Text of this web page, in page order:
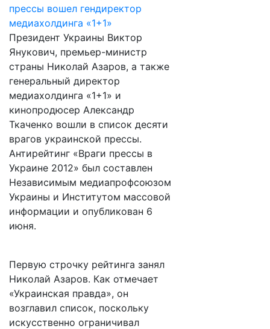
Президент Украины Виктор
Янукович, премьер-министр
страны Николай Азаров, а также
генеральный директор
медиахолдинга «1+1» и
кинопродюсер Александр
Ткаченко вошли в список десяти
врагов украинской прессы.
Антирейтинг «Враги прессы в
Украине 2012» был составлен
Независимым медиапрофсоюзом
Украины и Институтом массовой
информации и опубликован 6
июня.
Первую строчку рейтинга занял
Николай Азаров. Как отмечает
«Украинская правда», он
возглавил список, поскольку
искусственно ограничивал